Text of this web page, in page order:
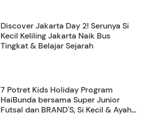
Discover Jakarta Day 2! Serunya Si
Kecil Keliling Jakarta Naik Bus
Tingkat & Belajar Sejarah
7 Potret Kids Holiday Program
HaiBunda bersama Super Junior
Futsal dan BRAND'S, Si Kecil & Ayah